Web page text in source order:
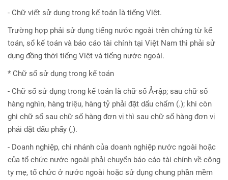
- Chữ viết sử dụng trong kế toán là tiếng Việt.
Trường hợp phải sử dụng tiếng nước ngoài trên chứng từ kế
toán, sổ kế toán và báo cáo tài chính tại Việt Nam thì phải sử
dụng đồng thời tiếng Việt và tiếng nước ngoài.
* Chữ số sử dụng trong kế toán
- Chữ số sử dụng trong kế toán là chữ số Ả-rập; sau chữ số
hàng nghìn, hàng triệu, hàng tỷ phải đặt dấu chấm (.); khi còn
ghi chữ số sau chữ số hàng đơn vị thì sau chữ số hàng đơn vị
phải đặt dấu phẩy (,).
- Doanh nghiệp, chi nhánh của doanh nghiệp nước ngoài hoặc
của tổ chức nước ngoài phải chuyển báo cáo tài chính về công
ty mẹ, tổ chức ở nước ngoài hoặc sử dụng chung phần mềm